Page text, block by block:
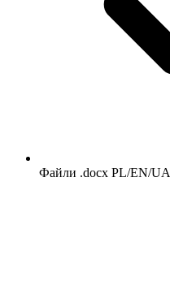
Файли .docx PL/EN/UA